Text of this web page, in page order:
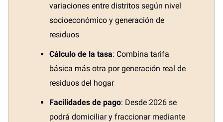
variaciones entre distritos según nivel
socioeconómico y generación de
residuos
Cálculo de la tasa: Combina tarifa
básica más otra por generación real de
residuos del hogar
Facilidades de pago: Desde 2026 se
podrá domiciliar y fraccionar mediante